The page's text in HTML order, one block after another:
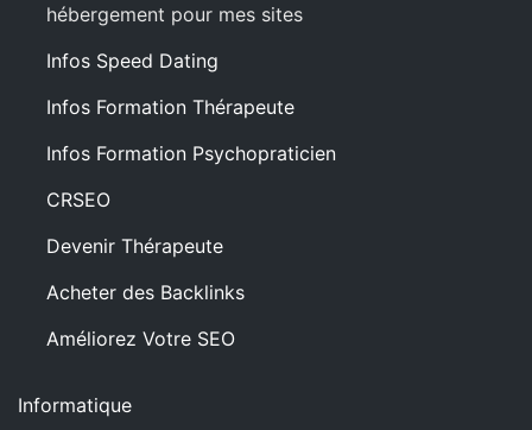
hébergement pour mes sites
Infos Speed Dating
Infos Formation Thérapeute
Infos Formation Psychopraticien
CRSEO
Devenir Thérapeute
Acheter des Backlinks
Améliorez Votre SEO
Informatique